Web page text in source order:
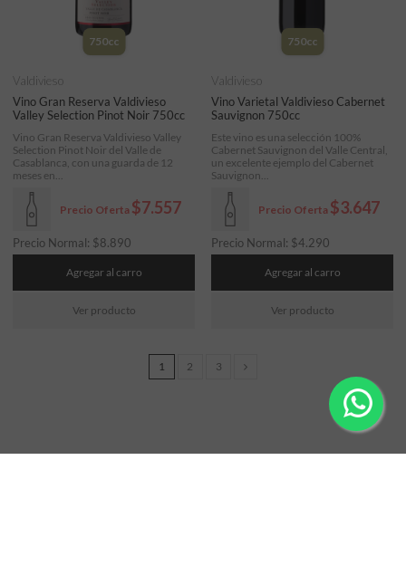
750cc
Vino Gran Reserva Valdivieso
Valley Selection Pinot Noir 750cc
Precio Oferta $7.557
Precio Normal: $8.890
Valdivieso
Vino Gran Reserva Valdivieso Valley
Selection Pinot Noir del Valle de
Casablanca, con una guarda de 12
meses en...
Agregar al carro
Ver producto
750cc
Vino Varietal Valdivieso Cabernet
Sauvignon 750cc
Precio Oferta $3.647
Precio Normal: $4.290
Valdivieso
Este vino es una selección 100%
Cabernet Sauvignon del Valle Central,
un excelente ejemplo del Cabernet
Sauvignon...
Agregar al carro
Ver producto
1 2 3